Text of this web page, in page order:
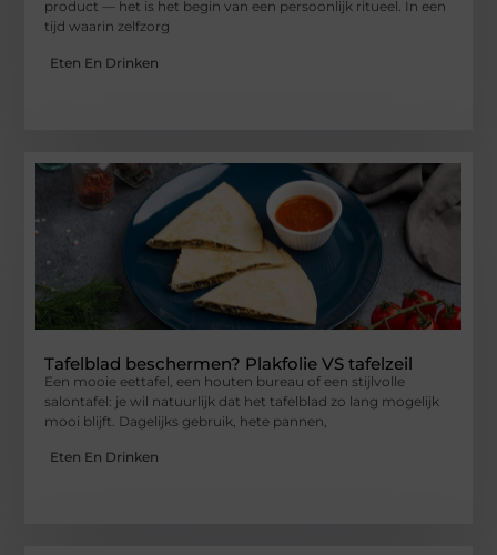
product — het is het begin van een persoonlijk ritueel. In een
tijd waarin zelfzorg
Eten En Drinken
Tafelblad beschermen? Plakfolie VS tafelzeil
Een mooie eettafel, een houten bureau of een stijlvolle
salontafel: je wil natuurlijk dat het tafelblad zo lang mogelijk
mooi blijft. Dagelijks gebruik, hete pannen,
Eten En Drinken